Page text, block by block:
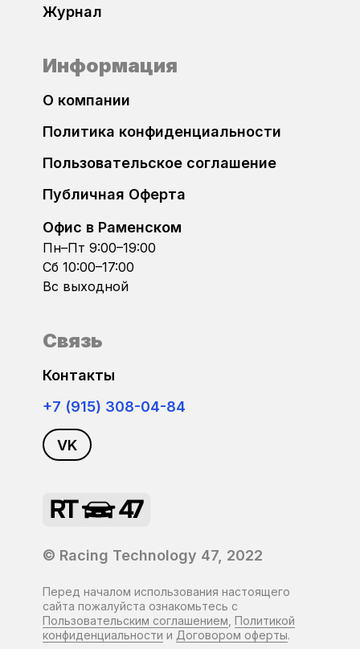
Журнал
Информация
О компании
Политика конфиденциальности
Пользовательское соглашение
Публичная Оферта
Офис в Раменском
Пн–Пт 9:00–19:00
Сб 10:00–17:00
Вс выходной
Связь
Контакты
+7 (915) 308-04-84
VK
© Racing Technology 47, 2022
Перед началом использования настоящего
сайта пожалуйста ознакомьтесь с
Пользовательским соглашением Политикой
конфиденциальности и Договором оферты.